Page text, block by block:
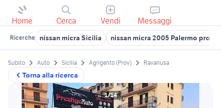
Home Cerca Vendi Messaggi
Ricerche nissan micra Sicilia nissan micra 2005 Palermo
Torna alla ricerca
Subito Auto Sicilia Agrigento (Prov) Ravanusa
1/14